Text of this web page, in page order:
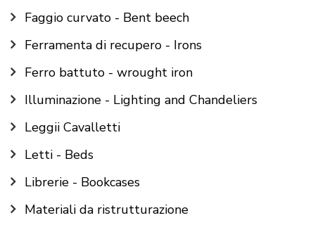
Faggio curvato - Bent beech
Ferramenta di recupero - Irons
Ferro battuto - wrought iron
Illuminazione - Lighting and Chandeliers
Leggii Cavalletti
Letti - Beds
Librerie - Bookcases
Materiali da ristrutturazione